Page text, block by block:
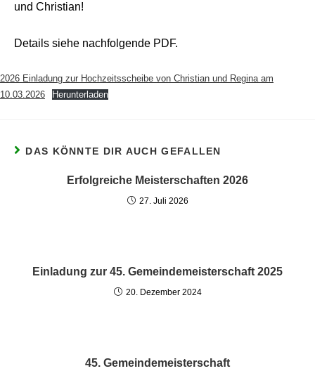
und Christian!
Details siehe nachfolgende PDF.
2026 Einladung zur Hochzeitsscheibe von Christian und Regina am
10.03.2026
Herunterladen
DAS KÖNNTE DIR AUCH GEFALLEN
Erfolgreiche Meisterschaften 2026
27. Juli 2026
Einladung zur 45. Gemeindemeisterschaft 2025
20. Dezember 2024
45. Gemeindemeisterschaft